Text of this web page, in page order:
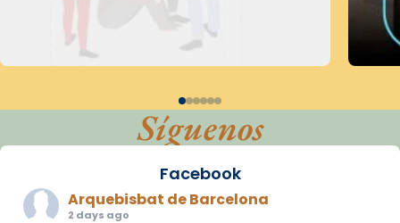
Síguenos
Facebook
Arquebisbat de Barcelona
2 days ago